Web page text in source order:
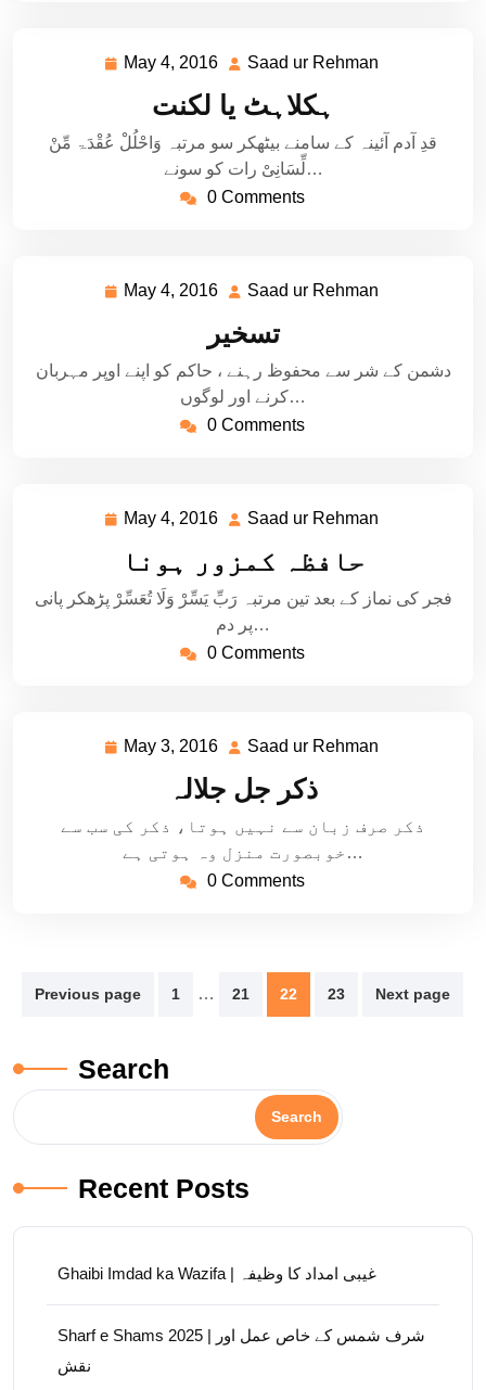
May 4, 2016 May
4,
2016
Saad ur Rehman
ہکلاہٹ یا لکنت
قدِ آدم آئینہ کے سامنے بیٹھکر سو مرتبہ وَاحْلُلْ عُقْدَۃ مِّنْ
لِّسَانِیْ رات کو سونے…
0 Comments
May 4, 2016 May
2016
Saad ur Rehman
تسخیر
دشمن کے شر سے محفوظ رہنے ، حاکم کو اپنے اوپر مہربان
کرنے اور لوگوں…
0 Comments
May 4, 2016 May
2016
Saad ur Rehman
حافظہ کمزور ہونا
فجر کی نماز کے بعد تین مرتبہ رَبِّ یَسِّرْ وَلَا تُعَسِّرْ پڑھکر پانی
پر دم…
0 Comments
May 3, 2016 May
2016
Saad ur Rehman
ذکر جل جلالہ
ذکر صرف زبان سے نہیں ہوتا، ذکر کی سب سے
خوبصورت منزل وہ ہوتی ہے…
0 Comments
Posts
Previous page 1 … 21 22 23 Next page
Search
Search
Recent Posts
Ghaibi Imdad ka Wazifa | غیبی امداد کا وظیفہ
Sharf e Shams 2025 | شرف شمس کے خاص عمل اور
نقش